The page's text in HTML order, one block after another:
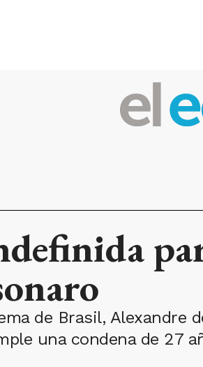
de Brasil, Alexandre
una condena de 27